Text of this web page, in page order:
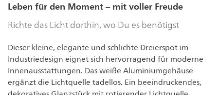
Leben für den Moment – mit voller Freude
Richte das Licht dorthin, wo Du es benötigst
Dieser kleine, elegante und schlichte Dreierspot im
Industriedesign eignet sich hervorragend für moderne
Innenausstattungen. Das weiße Aluminiumgehäuse
ergänzt die Lichtquelle tadellos. Ein beeindruckendes,